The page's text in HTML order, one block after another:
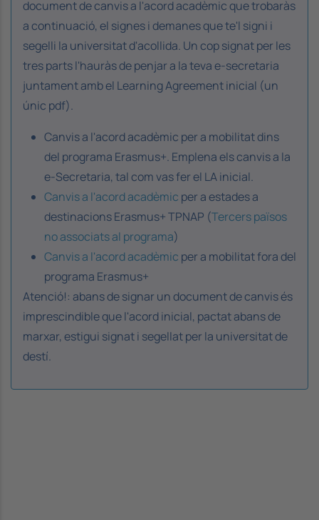
document de canvis a l'acord acadèmic que trobaràs
a continuació, el signes i demanes que te'l signi i
segelli la universitat d'acollida. Un cop signat per les
tres parts l'hauràs de penjar a la teva e-secretaria
juntament amb el Learning Agreement inicial (un
únic pdf).
Canvis a l'acord acadèmic per a mobilitat dins
del programa Erasmus+. Emplena els canvis a la
e-Secretaria, tal com vas fer el LA inicial.
Canvis a l'acord acadèmic per a estades a
destinacions Erasmus+ TPNAP (Tercers països
no associats al programa)
Canvis a l'acord acadèmic per a mobilitat fora del
programa Erasmus+
Atenció!: abans de signar un document de canvis és
imprescindible que l'acord inicial, pactat abans de
marxar, estigui signat i segellat per la universitat de
destí.